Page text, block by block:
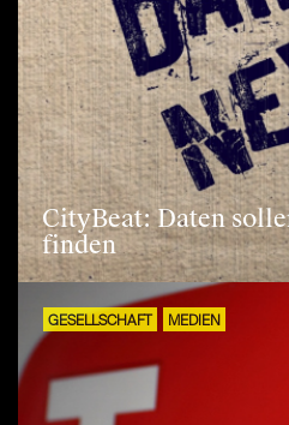
CityBeat: Daten
finden
GESELLSCHAFT MEDIEN